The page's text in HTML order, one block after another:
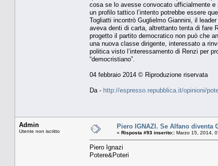
cosa se lo avesse convocato ufficialmente
un profilo tattico l’intento potrebbe essere
Togliatti incontrò Guglielmo Giannini, il
aveva denti di carta, altrettanto tenta di fare
progetto il partito democratico non può che
una nuova classe dirigente, interessato a
politica visto l’interessamento di Renzi per
“democristiano”.
04 febbraio 2014 © Riproduzione riservata
Da - http://espresso.repubblica.it/opinioni/
Admin
Utente non iscritto
Piero IGNAZI. Se Alfano diventa
« Risposta #93 inserito:: Marzo 15, 2014,
Piero Ignazi
Potere&Poteri